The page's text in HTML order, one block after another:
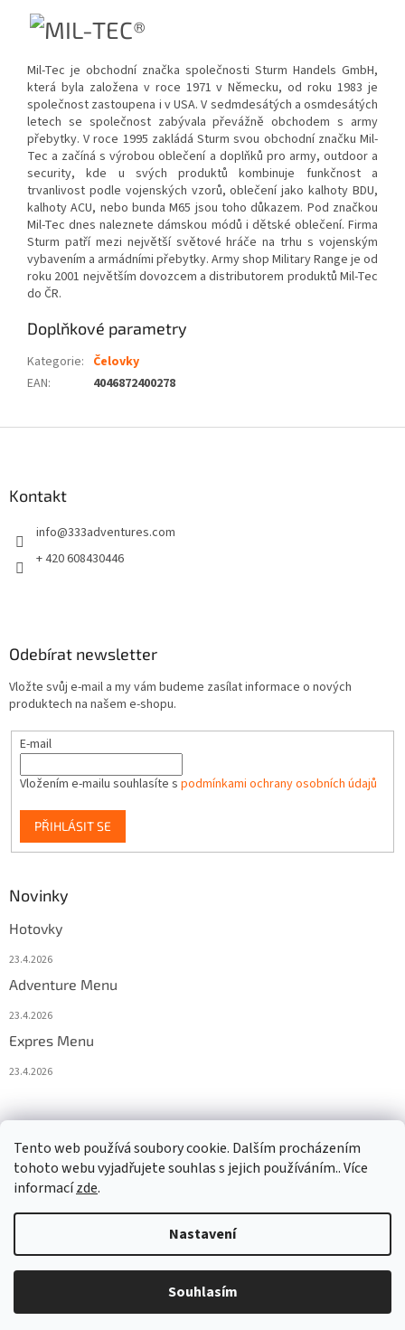
Tento web používá soubory cookie. Dalším procházením
tohoto webu vyjadřujete souhlas s jejich používáním.. Více
informacízde.
Nastavení
Souhlasím
Mil-Tec je obchodní značka společnosti Sturm Handels GmbH,
která byla založena v roce 1971 v Německu, od roku 1983 je
společnost zastoupena i v USA. V sedmdesátých a osmdesátých
letech se společnost zabývala převážně obchodem s army
přebytky. V roce 1995 zakládá Sturm svou obchodní značku Mil-
Tec a začíná s výrobou oblečení a doplňků pro army, outdoor a
security, kde u svých produktů kombinuje funkčnost a
trvanlivost podle vojenských vzorů, oblečení jako kalhoty BDU,
kalhoty ACU, nebo bunda M65 jsou toho důkazem. Pod značkou
Mil-Tec dnes naleznete dámskou módů i dětské oblečení. Firma
Sturm patří mezi největší světové hráče na trhu s vojenským
vybavením a armádními přebytky. Army shop Military Range je od
roku 2001 největším dovozcem a distributorem produktů Mil-Tec
do ČR.
Doplňkové parametry
Kategorie: Čelovky
EAN: 4046872400278
Kontakt
info@333adventures.com
+ 420 608430446
Odebírat newsletter
Vložte svůj e-mail a my vám budeme zasílat informace o nových
produktech na našem e-shopu.
E-mail
Vložením e-mailu souhlasíte s podmínkami ochrany osobních údajů
PŘIHLÁSIT SE
Novinky
Hotovky
23.4.2026
Adventure Menu
23.4.2026
Expres Menu
23.4.2026
Copyright 2026www.333adventures.com. Všechna práva
vyhrazena.